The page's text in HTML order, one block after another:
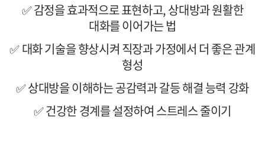
✅ 감정을 효과적으로 표현하고, 상대방과 원활한
대화를 이어가는 법
✅ 대화 기술을 향상시켜 직장과 가정에서 더 좋은 관계
형성
✅ 상대방을 이해하는 공감력과 갈등 해결 능력 강화
✅ 건강한 경계를 설정하여 스트레스 줄이기